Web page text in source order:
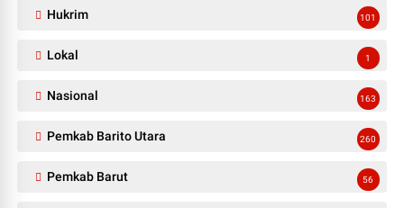
Hukrim 101
Lokal 1
Nasional 163
Pemkab Barito Utara 260
Pemkab Barut 56